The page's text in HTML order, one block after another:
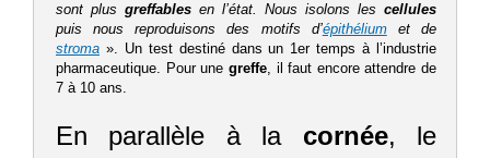
sont plus greffables en l’état. Nous isolons les cellules
puis nous reproduisons des motifs d’épithéliumet de
stroma ». Un test destiné dans un 1er temps à l’industrie
pharmaceutique. Pour une greffe, il faut encore attendre de
7 à 10 ans.
En parallèle à la cornée, le